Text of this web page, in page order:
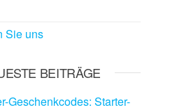
Sie uns
BEITRÄGE
Geschenkcodes: Starter-